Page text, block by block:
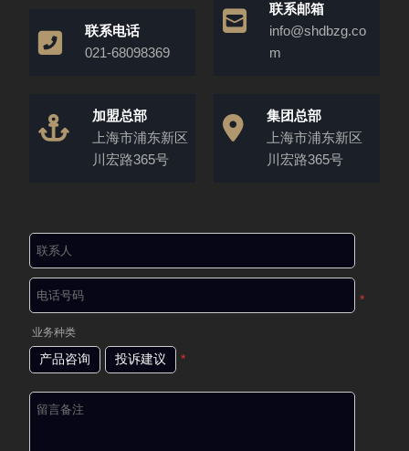
联系电话
021-68098369
联系邮箱
info@shdbzg.co
m
加盟总部
上海市浦东新区
川宏路365号
集团总部
上海市浦东新区
川宏路365号
*
业务种类
产品咨询 投诉建议 *